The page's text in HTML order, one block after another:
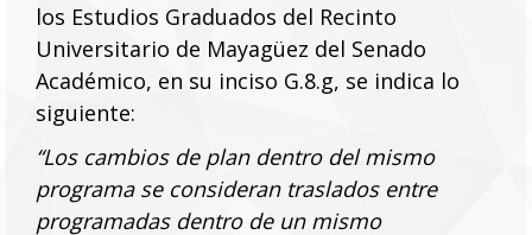
los Estudios Graduados del Recinto
Universitario de Mayagüez del Senado
Académico, en su inciso G.8.g, se indica lo
siguiente:
“Los cambios de plan dentro del mismo
programa se consideran traslados entre
programadas dentro de un mismo